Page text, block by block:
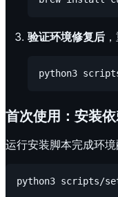
验证环境修复后
首次使用：安装
运行安装脚本完成环境